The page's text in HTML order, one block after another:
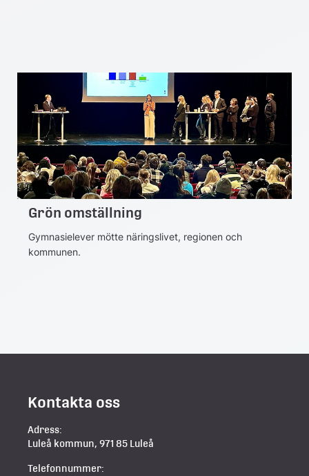
Grön omställning
Gymnasielever mötte näringslivet, regionen och
kommunen.
Kontakta oss
Adress:
Luleå kommun, 971 85 Luleå
Telefonnummer: